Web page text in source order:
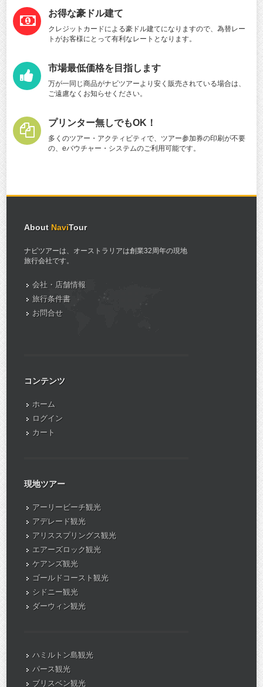
お得な豪ドル建て
クレジットカードによる豪ドル建てになりますので、為替レー
トがお客様にとって有利なレートとなります。
市場最低価格を目指します
万が一同じ商品がナビツアーより安く販売されている場合は、
ご遠慮なくお知らせください。
プリンター無しでもOK！
多くのツアー・アクティビティで、ツアー参加券の印刷が不要
の、eバウチャー・システムのご利用可能です。
About NaviTour
ナビツアーは、オーストラリアは創業32周年の現地
旅行会社です。
会社・店舗情報
旅行条件書
お問合せ
コンテンツ
ホーム
ログイン
カート
現地ツアー
アーリービーチ観光
アデレード観光
アリススプリングス観光
エアーズロック観光
ケアンズ観光
ゴールドコースト観光
シドニー観光
ダーウィン観光
ハミルトン島観光
パース観光
ブリスベン観光